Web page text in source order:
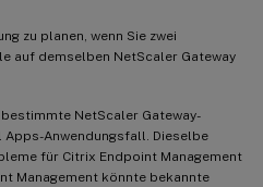
zu planen, wenn Sie zwei
auf demselben NetScaler Gateway
NetScaler Gateway-
Anwendungsfall. Dieselbe
für Citrix Endpoint Management
Management könnte bekannte